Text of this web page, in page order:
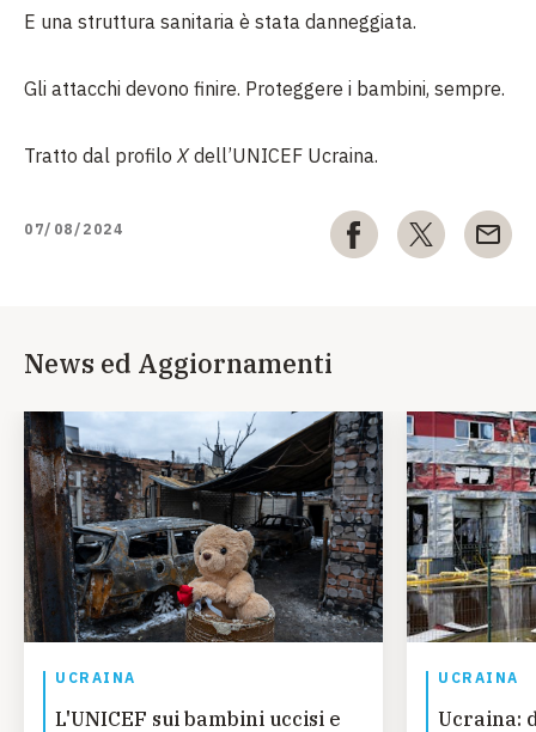
E una struttura sanitaria è stata danneggiata.
Gli attacchi devono finire. Proteggere i bambini, sempre.
Tratto dal profiloXdell’UNICEF Ucraina.
07/08/2024
News ed Aggiornamenti
UCRAINA
L'UNICEF sui bambini uccisi e
UCRAINA
Ucraina: